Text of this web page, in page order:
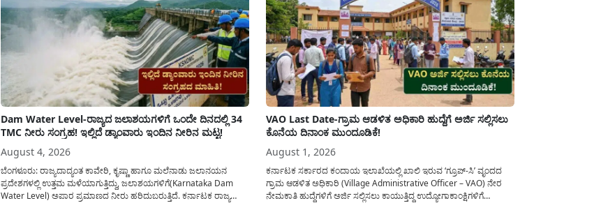
Dam Water Level-ರಾಜ್ಯದ ಜಲಾಶಯಗಳಿಗೆ ಒಂದೇ ದಿನದಲ್ಲಿ 34
TMC ನೀರು ಸಂಗ್ರಹ! ಇಲ್ಲಿದೆ ಡ್ಯಾಂವಾರು ಇಂದಿನ ನೀರಿನ ಮಟ್ಟ!
August 4, 2026
ಬೆಂಗಳೂರು: ರಾಜ್ಯದಾದ್ಯಂತ ಕಾವೇರಿ, ಕೃಷ್ಣಾ ಹಾಗೂ ಮಲೆನಾಡು ಜಲಾನಯನ
ಪ್ರದೇಶಗಳಲ್ಲಿ ಉತ್ತಮ ಮಳೆಯಾಗುತ್ತಿದ್ದು, ಜಲಾಶಯಗಳಿಗೆ(Karnataka Dam
Water Level) ಅಪಾರ ಪ್ರಮಾಣದ ನೀರು ಹರಿದುಬರುತ್ತಿದೆ. ಕರ್ನಾಟಕ ರಾಜ್ಯ
VAO Last Date-ಗ್ರಾಮ ಆಡಳಿತ ಅಧಿಕಾರಿ ಹುದ್ದೆಗೆ ಅರ್ಜಿ ಸಲ್ಲಿಸಲು
ಕೊನೆಯ ದಿನಾಂಕ ಮುಂದೂಡಿಕೆ!
August 1, 2026
ಕರ್ನಾಟಕ ಸರ್ಕಾರದ ಕಂದಾಯ ಇಲಾಖೆಯಲ್ಲಿ ಖಾಲಿ ಇರುವ ‘ಗ್ರೂಪ್-ಸಿ’ ವೃಂದದ
ಗ್ರಾಮ ಆಡಳಿತ ಅಧಿಕಾರಿ (Village Administrative Officer – VAO) ನೇರ
ನೇಮಕಾತಿ ಹುದ್ದೆಗಳಿಗೆ ಅರ್ಜಿ ಸಲ್ಲಿಸಲು ಕಾಯುತ್ತಿದ್ದ ಉದ್ಯೋಗಾಕಾಂಕ್ಷಿಗಳಿಗೆ